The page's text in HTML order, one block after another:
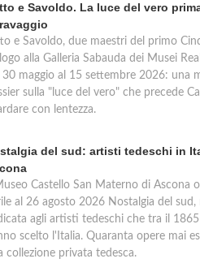
e Savoldo. La luce del vero
e Savoldo, due maestri del primo
alla Galleria Sabauda dei Musei
30 maggio al 15 settembre 2026: una
sulla "luce del vero" che precede
con lentezza.
del sud: artisti tedeschi in
Castello San Materno di Ascona
al 26 agosto 2026 Nostalgia del sud,
agli artisti tedeschi che tra il
scelto l'Italia. Quaranta opere mai
collezione privata tedesca.